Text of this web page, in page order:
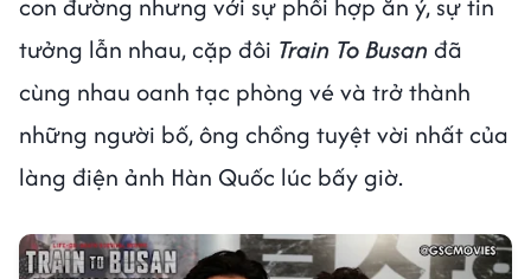
tưởng lẫn nhau, cặp đôi Train To Busan đã
cùng nhau oanh tạc phòng vé và trở thành
những người bố, ông chồng tuyệt vời nhất của
làng điện ảnh Hàn Quốc lúc bấy giờ.